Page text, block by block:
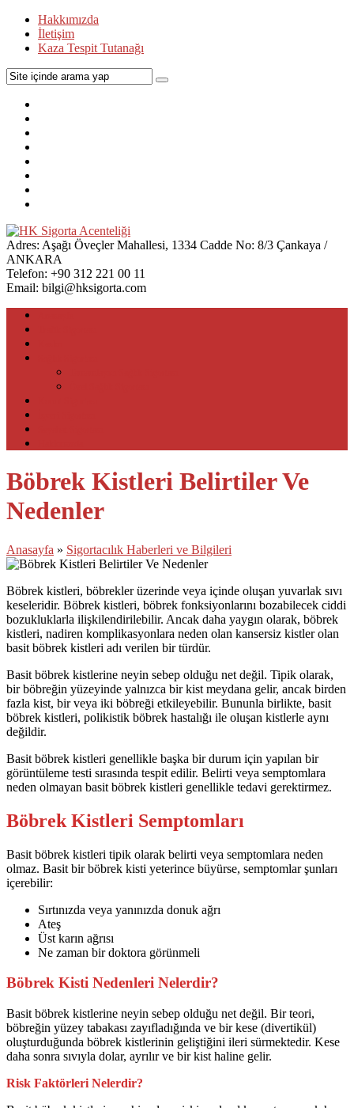
Hakkımızda
İletişim
Kaza Tespit Tutanağı
Adres: Aşağı Öveçler Mahallesi, 1334 Cadde No: 8/3 Çankaya /
ANKARA
Telefon: +90 312 221 00 11
Email: bilgi@hksigorta.com
Böbrek Kistleri Belirtiler Ve
Nedenler
Anasayfa » Sigortacılık Haberleri ve Bilgileri
Böbrek kistleri, böbrekler üzerinde veya içinde oluşan yuvarlak sıvı
keseleridir. Böbrek kistleri, böbrek fonksiyonlarını bozabilecek ciddi
bozukluklarla ilişkilendirilebilir. Ancak daha yaygın olarak, böbrek
kistleri, nadiren komplikasyonlara neden olan kansersiz kistler olan
basit böbrek kistleri adı verilen bir türdür.
Basit böbrek kistlerine neyin sebep olduğu net değil. Tipik olarak,
bir böbreğin yüzeyinde yalnızca bir kist meydana gelir, ancak birden
fazla kist, bir veya iki böbreği etkileyebilir. Bununla birlikte, basit
böbrek kistleri, polikistik böbrek hastalığı ile oluşan kistlerle aynı
değildir.
Basit böbrek kistleri genellikle başka bir durum için yapılan bir
görüntüleme testi sırasında tespit edilir. Belirti veya semptomlara
neden olmayan basit böbrek kistleri genellikle tedavi gerektirmez.
Böbrek Kistleri Semptomları
Basit böbrek kistleri tipik olarak belirti veya semptomlara neden
olmaz. Basit bir böbrek kisti yeterince büyürse, semptomlar şunları
içerebilir:
Sırtınızda veya yanınızda donuk ağrı
Ateş
Üst karın ağrısı
Ne zaman bir doktora görünmeli
Böbrek Kisti Nedenleri Nelerdir?
Basit böbrek kistlerine neyin sebep olduğu net değil. Bir teori,
böbreğin yüzey tabakası zayıfladığında ve bir kese (divertikül)
oluşturduğunda böbrek kistlerinin geliştiğini ileri sürmektedir. Kese
daha sonra sıvıyla dolar, ayrılır ve bir kist haline gelir.
Risk Faktörleri Nelerdir?